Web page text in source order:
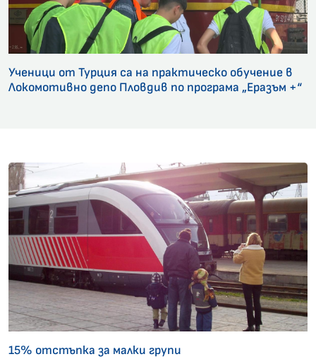
Ученици от Турция са на практическо обучение в
Локомотивно депо Пловдив по програма „Еразъм +“
15% отстъпка за малки групи